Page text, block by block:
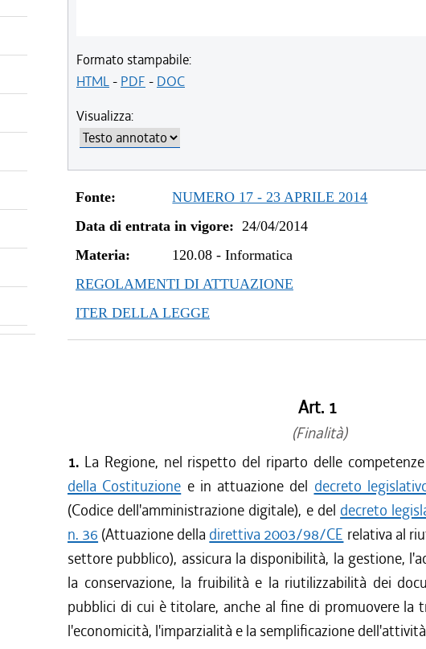
Formato stampabile:
HTML- PDF - DOC
Visualizza:
Fonte:
NUMERO 17 - 23 APRILE 2014
Data di entrata in vigore: 24/04/2014
Materia:
120.08 -Informatica
REGOLAMENTI DI ATTUAZIONE
ITER DELLA LEGGE
Art. 1
(Finalità)
1. La Regione, nel rispetto del riparto delle
della Costituzione e in attuazione del decreto
(Codice dell'amministrazione digitale), e del decreto
n. 36 (Attuazione della direttiva 2003/98/CE relativa al
settore pubblico), assicura la disponibilità, la gestione,
la conservazione, la fruibilità e la riutilizzabilità dei
pubblici di cui è titolare, anche al fine di promuovere la
l'economicità, l'imparzialità e la semplificazione